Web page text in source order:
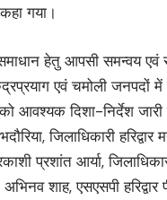
गया।
हेतु आपसी समन्वय
रुद्रप्रयाग एवं चमोली
को आवश्यक दिशा-निर्देश
जिलाधिकारी
प्रशांत आर्या,
शाह, एसएसपी हरिद्वार